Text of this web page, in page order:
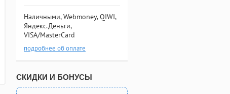
Наличными, Webmoney, QIWI,
Яндекс.Деньги,
VISA/MasterCard
подробнее об оплате
СКИДКИ И БОНУСЫ